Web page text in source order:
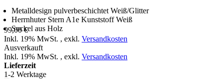
Metalldesign pulverbeschichtet Weiß/Glitter
Herrnhuter Stern A1e Kunststoff Weiß
Sockel aus Holz
99,00 €
Inkl. 19% MwSt. , exkl. Versandkosten
Ausverkauft
Inkl. 19% MwSt. , exkl. Versandkosten
Lieferzeit
1-2 Werktage